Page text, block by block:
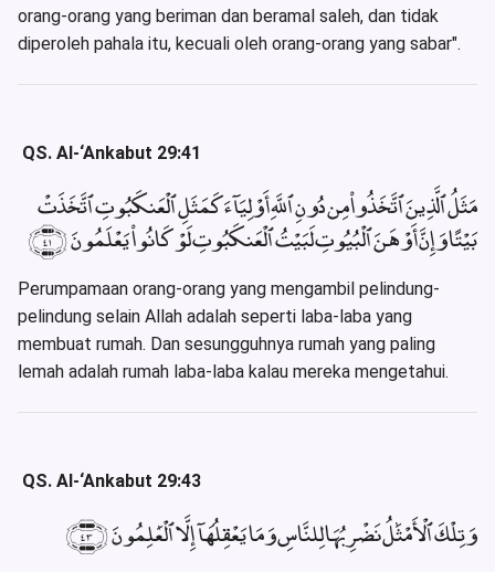
orang-orang yang beriman dan beramal saleh, dan tidak
diperoleh pahala itu, kecuali oleh orang-orang yang sabar".
QS. Al-‘Ankabut 29:41
مَثَلُ ٱلَّذِينَ ٱتَّخَذُوا۟ مِن دُونِ ٱللَّهِ أَوْلِيَآءَ كَمَثَلِ ٱلْعَنكَبُوتِ ٱتَّخَذَتْ
بَيْتًا وَإِنَّ أَوْهَنَ ٱلْبُيُوتِ لَبَيْتُ ٱلْعَنكَبُوتِ لَوْ كَانُوا۟ يَعْلَمُونَ ﴿٤١﴾
Perumpamaan orang-orang yang mengambil pelindung-
pelindung selain Allah adalah seperti laba-laba yang
membuat rumah. Dan sesungguhnya rumah yang paling
lemah adalah rumah laba-laba kalau mereka mengetahui.
QS. Al-‘Ankabut 29:43
وَتِلْكَ ٱلْأَمْثَٰلُ نَضْرِبُهَا لِلنَّاسِ وَمَا يَعْقِلُهَآ إِلَّا ٱلْعَٰلِمُونَ ﴿٤٣﴾